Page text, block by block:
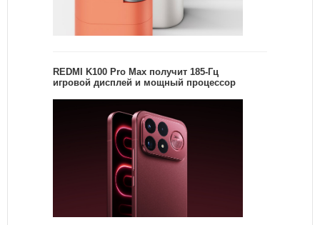
REDMI K100 Pro Max получит 185-Гц
игровой дисплей и мощный процессор